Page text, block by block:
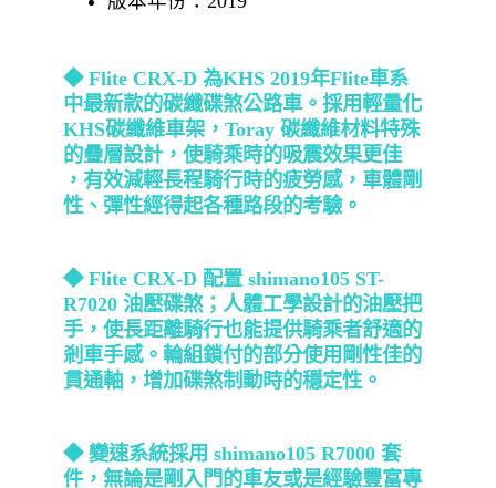
◆ Flite CRX-D 為KHS 2019年Flite車系
中最新款的碳纖碟煞公路車。採用輕量化
KHS碳纖維車架， Toray 碳纖維材料特殊
的疊層設計，使騎乘時的吸震效果更佳
，有效減輕長程騎行時的疲勞感，車體剛
性、彈性經得起各種路段的考驗。
◆ Flite CRX-D 配置 shimano105 ST-
R7020 油壓碟煞；人體工學設計的油壓把
手，使長距離騎行也能提供騎乘者舒適的
剎車手感。輪組鎖付的部分使用剛性佳的
貫通軸，增加碟煞制動時的穩定性。
◆ 變速系統採用 shimano105 R7000 套
件，無論是剛入門的車友或是經驗豐富專